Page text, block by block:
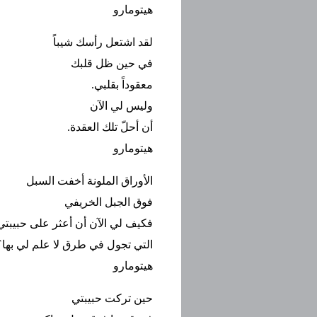
هيتومارو
لقد اشتعل رأسك شيباً
في حين ظل قلبك
معقوداً بقلبي.
وليس لي الآن
أن أحلّ تلك العقدة.
هيتومارو
الأوراق الملونة أخفت السبل
فوق الجبل الخريفي
فكيف لي الآن أن أعثر على
التي تجول في طرق لا علم لي
هيتومارو
حين تركت حبيبتي